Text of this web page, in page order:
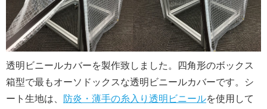
透明ビニールカバーを製作致しました。四角形のボックス
箱型で最もオーソドックスな透明ビニールカバーです。シ
ート生地は、
防炎・薄手の糸入り透明ビニールを使用して